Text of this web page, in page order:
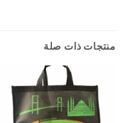
منتجات ذات صلة